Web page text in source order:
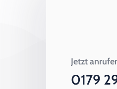
Jetzt
0179